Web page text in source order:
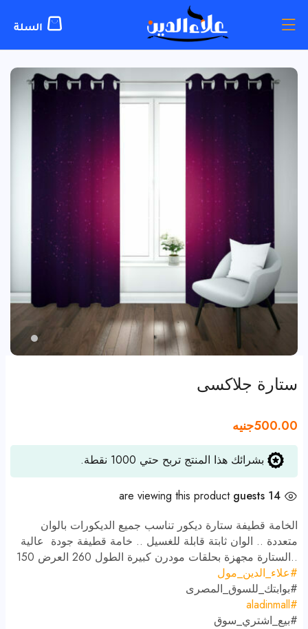
ستارة جلاكسى
500.00جنيه
بشرائك هذا المنتج تربح حتي 1000 نقطة.
14 guests
are viewing this product
الخامة قطيفة ستارة ديكور تناسب جميع الديكورات بالوان
متعددة .. الوان ثابتة قابلة للغسيل .. خامة قطيفة جودة عالية
..الستارة مجهزة بحلقات مودرن كبيرة الطول 260 العرض 150
#علاء_الدين_مول
#بوابتك_للسوق_المصرى
#aladinmall
#بيع_اشتري_سوق